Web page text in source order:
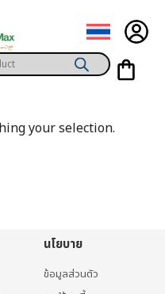
your selection.
นโยบาย
ข้อมูลส่วนตัว